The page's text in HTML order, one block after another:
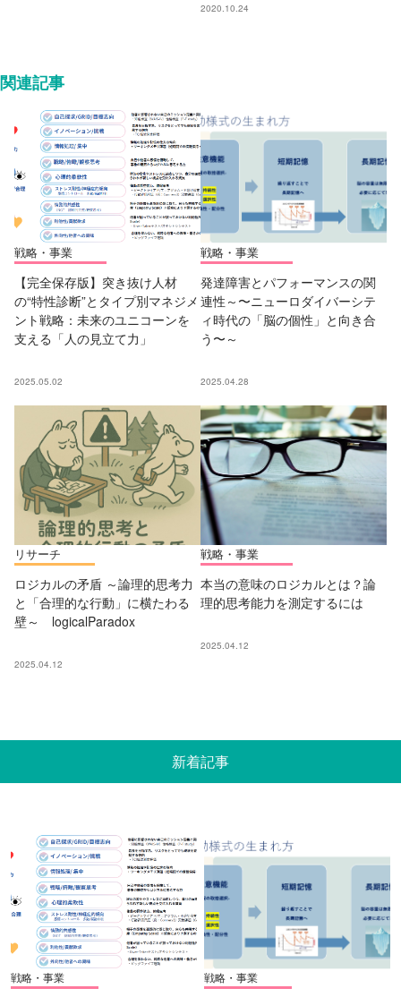
2020.10.24
関連記事
戦略・事業
【完全保存版】突き抜け人材
の“特性診断”とタイプ別マネジメ
ント戦略：未来のユニコーンを
支える「人の見立て力」
2025.05.02
戦略・事業
発達障害とパフォーマンスの関
連性～〜ニューロダイバーシテ
ィ時代の「脳の個性」と向き合
う〜～
2025.04.28
リサーチ
ロジカルの矛盾 ～論理的思考力
と「合理的な行動」に横たわる
壁～ logicalParadox
2025.04.12
戦略・事業
本当の意味のロジカルとは？論
理的思考能力を測定するには
2025.04.12
新着記事
戦略・事業 戦略・事業